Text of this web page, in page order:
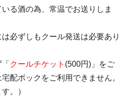
る酒の為、常温でお送りしま
必ずしもクール発送は必要あり
クールチケット (500円)」をご
配ボックをご利用できません。
。）